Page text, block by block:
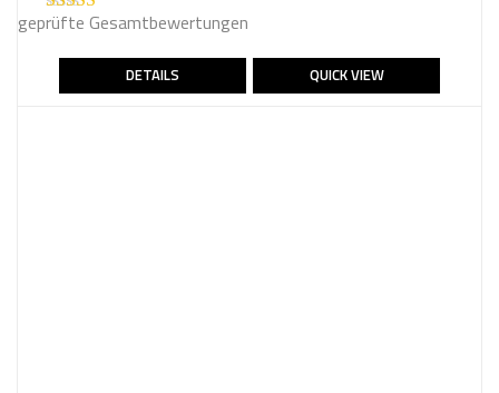
WAR:
699,00 €
IST:
529,00 €.
Bewertet mit
geprüfte Gesamtbewertungen
DETAILS QUICK VIEW